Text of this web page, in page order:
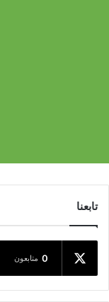
تابعنا
0 متابعون